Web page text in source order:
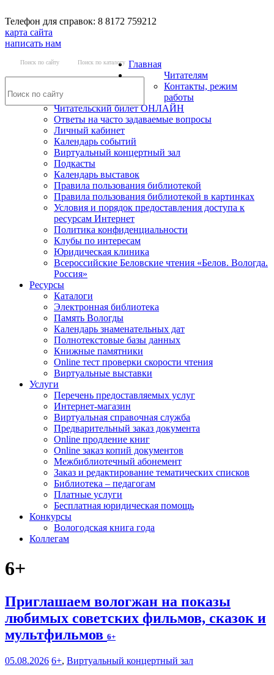
Телефон для справок: 8 8172 759212
карта сайта
написать нам
Поиск по сайту Поиск по каталогу Главная
Читателям
Контакты, режим
работы
Читательский билет ОНЛАЙН
Ответы на часто задаваемые вопросы
Личный кабинет
Календарь событий
Виртуальный концертный зал
Подкасты
Календарь выставок
Правила пользования библиотекой
Правила пользования библиотекой в картинках
Условия и порядок предоставления доступа к
ресурсам Интернет
Политика конфиденциальности
Клубы по интересам
Юридическая клиника
Всероссийские Беловские чтения «Белов. Вологда.
Россия»
Ресурсы
Каталоги
Электронная библиотека
Память Вологды
Календарь знаменательных дат
Полнотекстовые базы данных
Книжные памятники
Online тест проверки скорости чтения
Виртуальные выставки
Услуги
Перечень предоставляемых услуг
Интернет-магазин
Виртуальная справочная служба
Предварительный заказ документа
Online продление книг
Online заказ копий документов
Межбиблиотечный абонемент
Заказ и редактирование тематических списков
Библиотека – педагогам
Платные услуги
Бесплатная юридическая помощь
Конкурсы
Вологодская книга года
Коллегам
6+
Приглашаем вологжан на показы
любимых советских фильмов, сказок и
мультфильмов 6+
05.08.2026 6+, Виртуальный концертный зал